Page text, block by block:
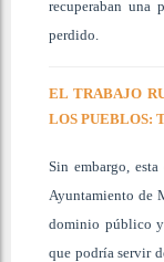
recuperaban una
perdido.
EL TRABAJO
LOS PUEBLOS:
Sin embargo,
Ayuntamiento de
dominio público y
que podría servir